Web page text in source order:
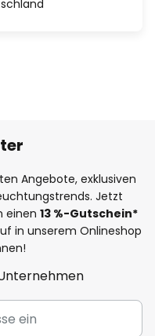
Angebote, exklusiven
Jetzt
einen 13 %-Gutschein*
in unserem Onlineshop